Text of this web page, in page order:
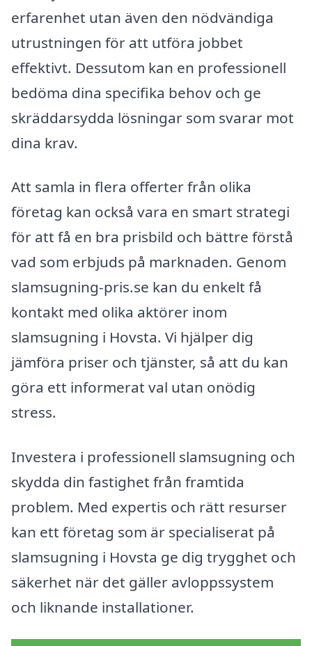
erfarenhet utan även den nödvändiga
utrustningen för att utföra jobbet
effektivt. Dessutom kan en professionell
bedöma dina specifika behov och ge
skräddarsydda lösningar som svarar mot
dina krav.
Att samla in flera offerter från olika
företag kan också vara en smart strategi
för att få en bra prisbild och bättre förstå
vad som erbjuds på marknaden. Genom
slamsugning-pris.se kan du enkelt få
kontakt med olika aktörer inom
slamsugning i Hovsta. Vi hjälper dig
jämföra priser och tjänster, så att du kan
göra ett informerat val utan onödig
stress.
Investera i professionell slamsugning och
skydda din fastighet från framtida
problem. Med expertis och rätt resurser
kan ett företag som är specialiserat på
slamsugning i Hovsta ge dig trygghet och
säkerhet när det gäller avloppssystem
och liknande installationer.